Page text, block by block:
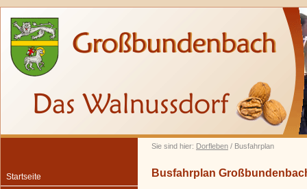
Sie sind hier: Dorfleben / Busfahrplan
Startseite
Busfahrplan